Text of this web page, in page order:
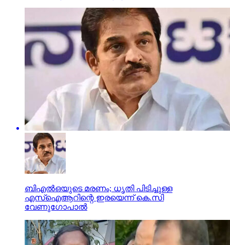
ബിഎല്‍ഒയുടെ മരണം; ധൃതി പിടിച്ചുള്ള
എസ്‌ഐആറിന്റെ ഇരയെന്ന് കെ.സി
വേണുഗോപാല്‍